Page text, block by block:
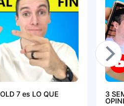
7 es LO QUE
3